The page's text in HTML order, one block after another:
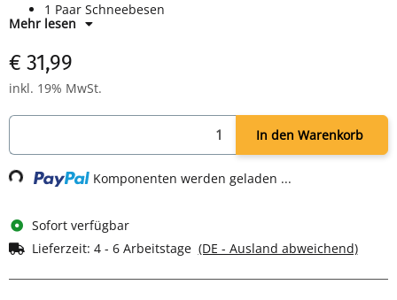
1 Paar Schneebesen
Auswurf über Taste
Farbe: weiß
Mehr lesen
€ 31,99
inkl. 19% MwSt.
In den Warenkorb
Loading... Komponenten werden geladen ...
Sofort verfügbar
Lieferzeit: 4 - 6 Arbeitstage (DE - Ausland abweichend)